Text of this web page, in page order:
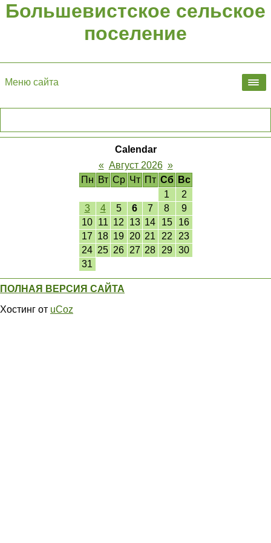
Большевистское сельское
поселение
Меню сайта
Calendar
« Август 2026 »
Пн Вт Ср Чт Пт Сб
Вс
1
2
3
4 5 6 7 8
9
10 11 12 13 14 15
16
17 18 19 20 21 22
23
24 25 26 27 28 29
30
31
ПОЛНАЯ ВЕРСИЯ САЙТА
Хостинг от uCoz